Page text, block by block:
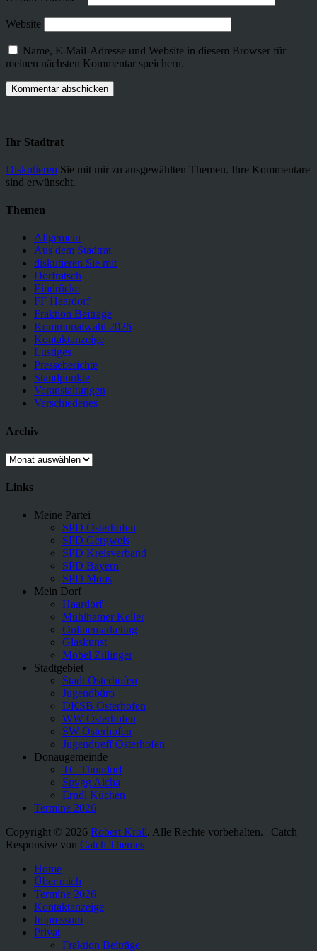
Website
Name, E-Mail-Adresse und Website in diesem Browser für
meinen nächsten Kommentar speichern.
Ihr Stadtrat
Diskutieren Sie mit mir zu ausgewählten Themen. Ihre Kommentare
sind erwünscht.
Themen
Allgemein
Aus dem Stadtrat
diskutieren Sie mit
Dorfratsch
Eindrücke
FF Haardorf
Fraktion Beiträge
Kommunalwahl 2026
Kontaktanzeige
Lustiges
Presseberichte
Standpunkte
Veranstaltungen
Verschiedenes
Archiv
Archiv
Links
Meine Partei
SPD Osterhofen
SPD Gergweis
SPD Kreisverband
SPD Bayern
SPD Moos
Mein Dorf
Haardorf
Mühlhamer Keller
Onlinemarketing
Glaskunst
Möbel Zillinger
Stadtgebiet
Stadt Osterhofen
Jugendbüro
DKSB Osterhofen
WW Osterhofen
SW Osterhofen
Jugendtreff Osterhofen
Donaugemeinde
TC Thundorf
Spvgg Aicha
Erndl Küchen
Termine 2026
Copyright © 2026 Robert Kröll. Alle Rechte vorbehalten. | Catch
Responsive von Catch Themes
oben
scrollen
Home
Über mich
Termine 2026
Kontaktanzeige
Impressum
Privat
Fraktion Beiträge